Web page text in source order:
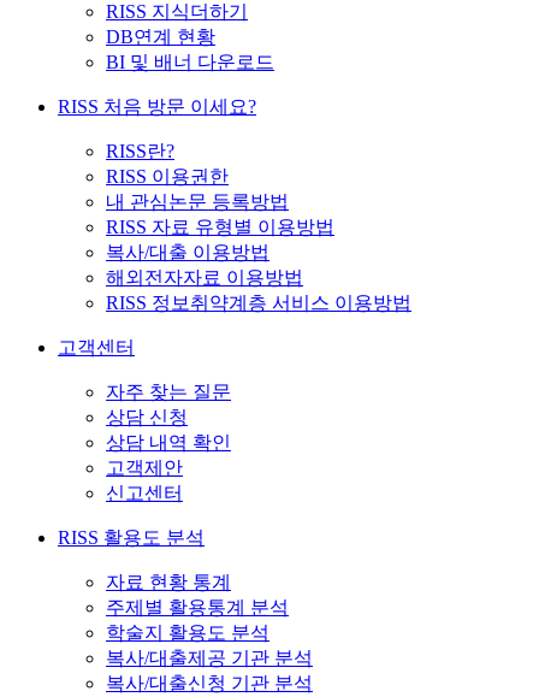
RISS 지식더하기
DB연계 현황
BI 및 배너 다운로드
RISS 처음 방문 이세요?
RISS란?
RISS 이용권한
내 관심논문 등록방법
RISS 자료 유형별 이용방법
복사/대출 이용방법
해외전자자료 이용방법
RISS 정보취약계층 서비스 이용방법
고객센터
자주 찾는 질문
상담 신청
상담 내역 확인
고객제안
신고센터
RISS 활용도 분석
자료 현황 통계
주제별 활용통계 분석
학술지 활용도 분석
복사/대출제공 기관 분석
복사/대출신청 기관 분석